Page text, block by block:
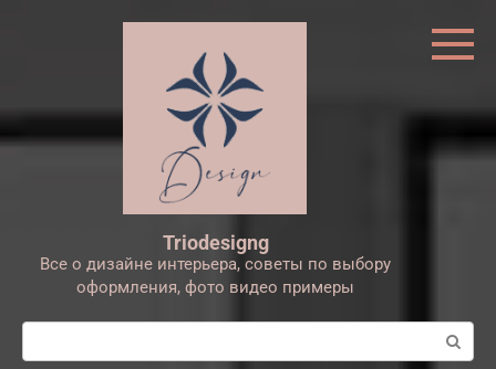
Triodesigng
Все о дизайне интерьера, советы по выбору
оформления, фото видео примеры
Поиск: